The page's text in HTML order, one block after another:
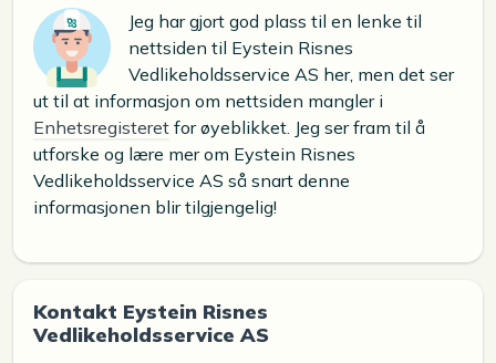
Jeg har gjort god plass til en lenke til
nettsiden til Eystein Risnes
Vedlikeholdsservice AS her, men det ser
ut til at informasjon om nettsiden mangler i
Enhetsregisteret for øyeblikket. Jeg ser fram til å
utforske og lære mer om Eystein Risnes
Vedlikeholdsservice AS så snart denne
informasjonen blir tilgjengelig!
Kontakt Eystein Risnes
Vedlikeholdsservice AS